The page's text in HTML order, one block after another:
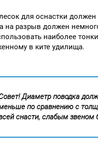
для оснастки должен
на разрыв должен
наиболее
в ките удилища.
Диаметр поводка
по сравнению с
снасти, слабым звеном